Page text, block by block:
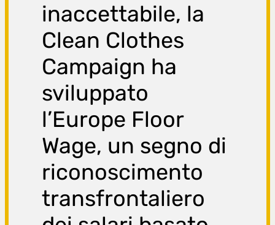
inaccettabile, la
Clean Clothes
Campaign ha
sviluppato
l’Europe Floor
Wage, un segno di
riconoscimento
transfrontaliero